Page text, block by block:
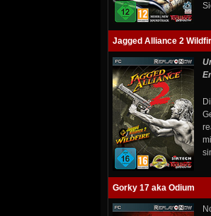
Jagged Alliance 2
Gorky 17 aka Odium